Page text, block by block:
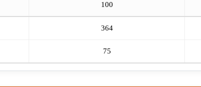
100
364
75